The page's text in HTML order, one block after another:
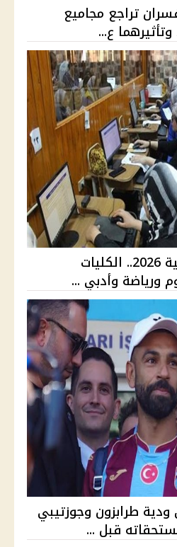
تراجع مجاميع
تنسيق المرحلة الثانية 2026.. الكليات
ورياضة وأدبي ...
طرابزون وجوزتيبي
قبل ...